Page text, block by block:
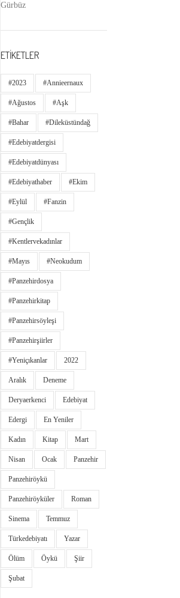
Gürbüz
ETİKETLER
#2023 #annieernaux
#ağustos #aşk
#bahar #dileküstündağ
#edebiyatdergisi
#edebiyatdünyası
#edebiyathaber #ekim
#eylül #fanzin
#gençlik
#kentlervekadınlar
#Mayıs #neokudum
#panzehirdosya
#panzehirkitap
#panzehirsöyleşi
#panzehirşiirler
#yeniçıkanlar 2022
Aralık Deneme
Deryaerkenci Edebiyat
Edergi En Yeniler
Kadın Kitap Mart
Nisan Ocak Panzehir
Panzehiröykü
Panzehiröyküler Roman
Sinema Temmuz
Türkedebiyatı Yazar
Ölüm Öykü Şiir
Şubat